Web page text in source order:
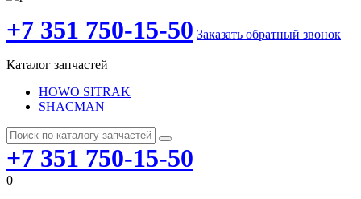
+7 351 750-15-50 Заказать обратный звонок
Каталог запчастей
HOWO SITRAK
SHACMAN
+7 351 750-15-50
0